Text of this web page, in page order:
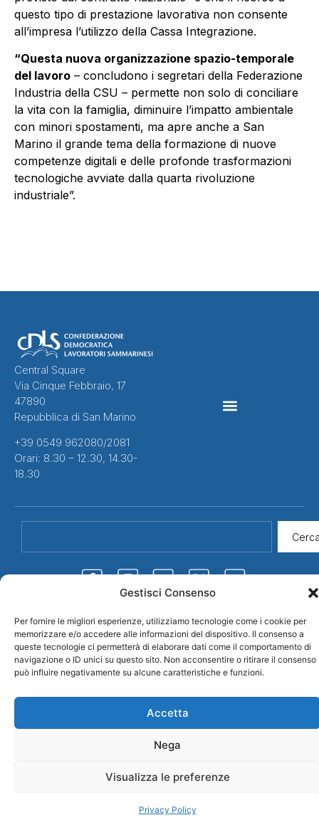
Gestisci Consenso
Per fornire le migliori esperienze, utilizziamo tecnologie come i cookie per
memorizzare e/o accedere alle informazioni del dispositivo. Il consenso a
queste tecnologie ci permetterà di elaborare dati come il comportamento di
navigazione o ID unici su questo sito. Non acconsentire o ritirare il consenso
può influire negativamente su alcune caratteristiche e funzioni.
Accetta
Nega
Visualizza le preferenze
Privacy Policy
questo tipo di prestazione lavorativa non consente
all’impresa l’utilizzo della Cassa Integrazione.
“Questa nuova organizzazione spazio-temporale
del lavoro – concludono i segretari della Federazione
Industria della CSU – permette non solo di conciliare
la vita con la famiglia, diminuire l’impatto ambientale
con minori spostamenti, ma apre anche a San
Marino il grande tema della formazione di nuove
competenze digitali e delle profonde trasformazioni
tecnologiche avviate dalla quarta rivoluzione
industriale”.
Central Square
Via Cinque Febbraio, 17
47890
Repubblica di San Marino
+39 0549 962080/2081
Orari: 8.30 – 12.30, 14.30-
18.30
© 2026 CDLS
Confederazione
Democratica Lavoratori
Privacy Policy Credits